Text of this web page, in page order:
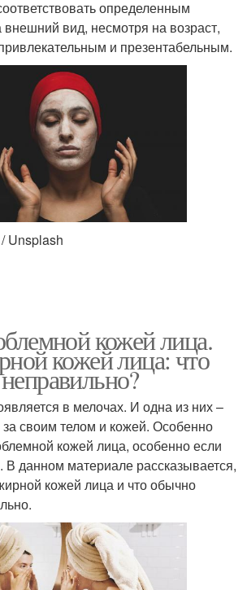
определенным
внешний вид, несмотря на возраст,
и презентабельным.
Unsplash
кожей лица.
кожей лица: что
в мелочах. И одна из них –
за своим телом и кожей. Особенно
кожей лица, особенно если
В данном материале рассказывается,
кожей лица и что обычно